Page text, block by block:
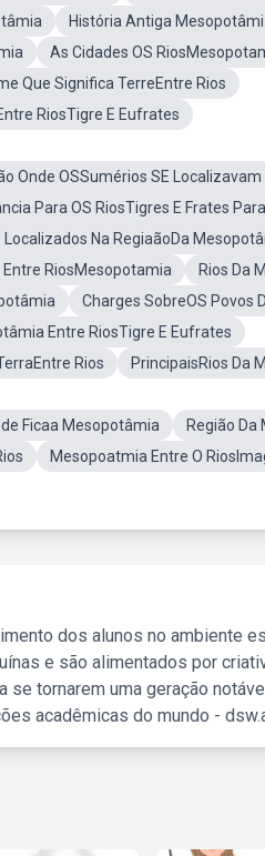
História Antiga
As Cidades OS
Que Significa TerreEntre Rios
RiosTigre E Eufrates
Onde OSSumérios SE Localizavam
Para OS RiosTigres E Frates
Localizados Na RegiaãoDa
Entre RiosMesopotamia
Rios Da
Charges SobreOS Povos
Entre RiosTigre E Eufrates
Rios
PrincipaisRios Da
Ficaa Mesopotâmia
Região
Mesopoatmia Entre O
dos alunos no ambiente
e são alimentados por
tornarem uma geração
acadêmicas do mundo -